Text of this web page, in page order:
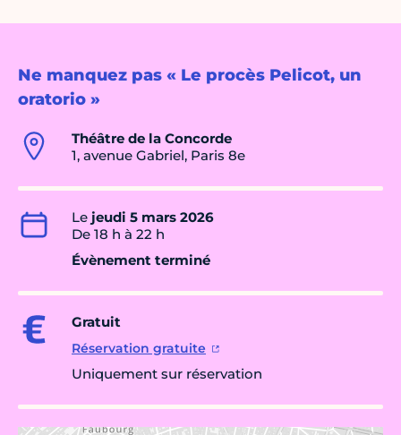
Ne manquez pas « Le procès Pelicot, un
oratorio »
Théâtre de la Concorde
1, avenue Gabriel, Paris 8e
Le jeudi 5 mars 2026
De 18 h à 22 h
Évènement terminé
Gratuit
Réservation gratuite
Uniquement sur réservation